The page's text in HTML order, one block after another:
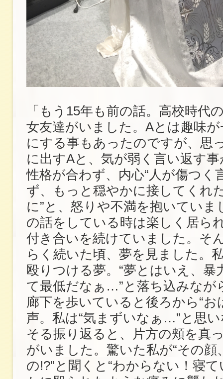
「もう15年も前の話。高校時代
女友達がいました。Aとは趣味
にする事もあったのですが、思
に出すAと、気が弱く言い返す
性格が合わず、内心“人が傷つく
ず、もっと穏やかに接してくれ
に”と、怒りや不満を抱いていま
の話をしている時は楽しく居ら
付き合いを続けていました。そ
らく続いた頃、夢を見ました。
殴りつける夢。“夢とはいえ、暴
て最低だなぁ…”と落ち込みなが
廊下を歩いていると後ろから“お
声。私は“気まずいなぁ…”と思
そる振り返ると、片方の頬を真
がいました。驚いた私が“その顔
の!?”と聞くと“わからない！寝